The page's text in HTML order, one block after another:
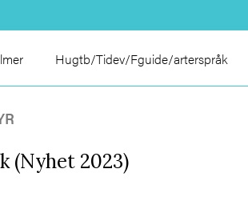
Hugtb/Tidev/Fguide/arterspråk
(Nyhet 2023)